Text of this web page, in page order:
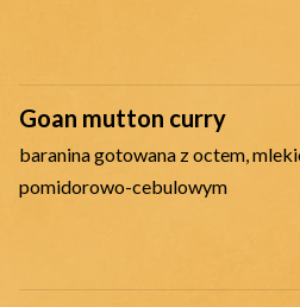
Goan mutton curry
baranina gotowana z octem,
pomidorowo-cebulowym